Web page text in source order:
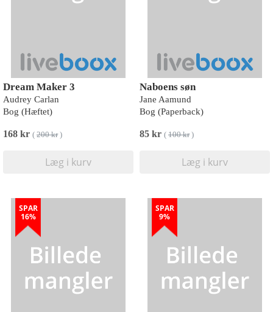
Dream Maker 3
Audrey Carlan
Bog (Hæftet)
168 kr ( 200 kr)
Læg i kurv
Naboens søn
Jane Aamund
Bog (Paperback)
85 kr ( 100 kr)
Læg i kurv
SPAR
16%
SPAR
9%